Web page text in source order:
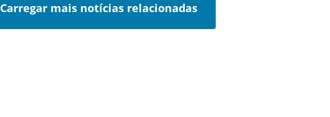
Carregar mais notícias relacionadas